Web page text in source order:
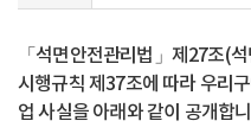
「석면안전관리법」제27조(
시행규칙 제37조에 따라 우리
업 사실을 아래와 같이 공개합